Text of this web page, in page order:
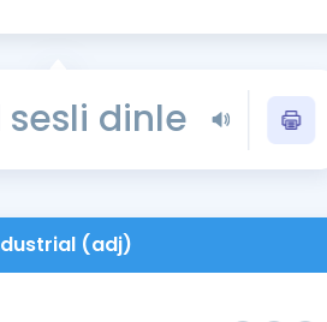
YDS - YÖKDİL
İngilizce Gramer
sesli dinle
(adj)